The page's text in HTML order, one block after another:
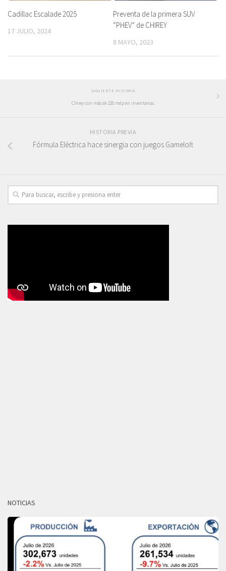
Cadillac Escalade 2025
17 JULIO, 2024
Preventa de la primera SUV
“PHEV” de CHIREY
8 MAYO, 2023
SIGUIENTE HISTORIA
Chirey con más de 220 mdp en inventarios.
HISTORIA PREVIA
Fórmula Eléctrica hace sinergia con juegos Gameloft
NOTICIAS